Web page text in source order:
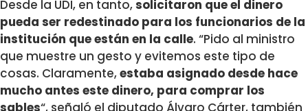
Desde la UDI, en tanto,solicitaron que el dinero
pueda ser redestinado para los funcionarios de la
institución que están en la calle. “Pido al ministro
que muestre un gesto y evitemos este tipo de
cosas. Claramente,estaba asignado desde hace
mucho antes este dinero, para comprar los
sables“, señaló el diputado Álvaro Cárter, también